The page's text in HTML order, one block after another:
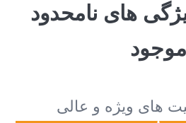
های نامحدود
موجود
های ویژه و عالی